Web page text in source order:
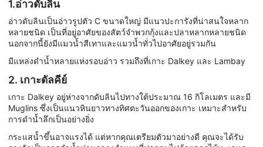
1.อ่าวดับลิน
อ่าวดับลินเป็นอ่าวรูปตัว C ขนาดใหญ่ มีแนวปะการังที่น่าสนใจหลาก
หลายชนิด เป็นที่อยู่อาศัยของสัตว์จำพวกกุ้งและปลาหลากหลายชนิด
นอกจากนี้ยังมีแมวน้ำสีเทาและแมวน้ำทั่วไปอาศัยอยู่รวมกัน
มีแหล่งดำน้ำหลายแห่งรอบอ่าว รวมถึงที่เกาะ Dalkey และ Lambay
2. เกาะดัลคีย์
เกาะ Dalkey อยู่ห่างจากดับลินไปทางใต้ประมาณ 16 กิโลเมตร และมี
Muglins ซึ่งเป็นแนวหินยาวทางทิศตะวันออกของเกาะ เหมาะสำหรับ
การดำน้ำลึกเป็นอย่างยิ่ง
กระแสน้ำขึ้นอาจแรงได้ แต่หากคุณเตรียมตัวมาอย่างดี คุณจะได้รับ